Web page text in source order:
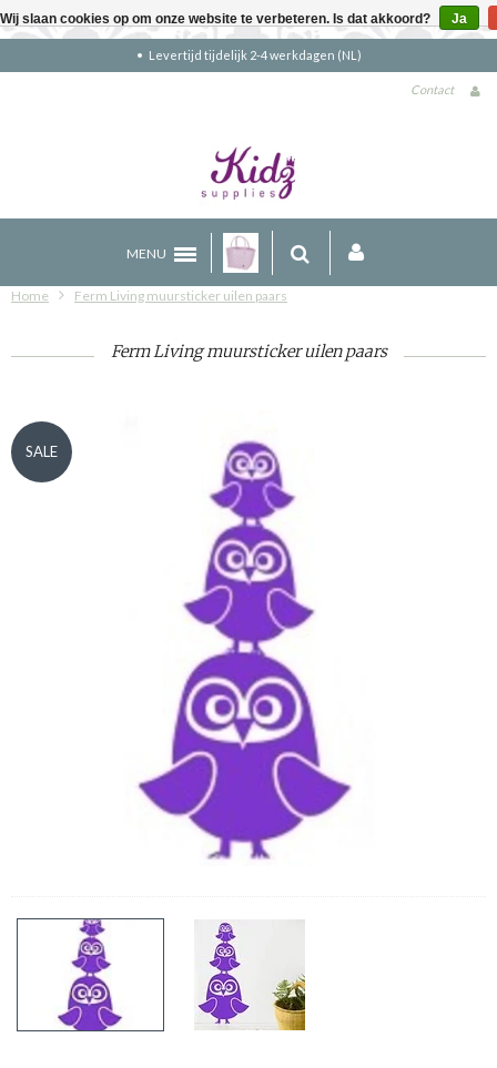
tijdelijk 2-4 werkdagen (NL)
Contact
MENU
Home Ferm Living muursticker uilen paars
Ferm Living muursticker uilen paars
SALE
Wij slaan cookies op om onze website te verbeteren. Is dat akkoord? Ja